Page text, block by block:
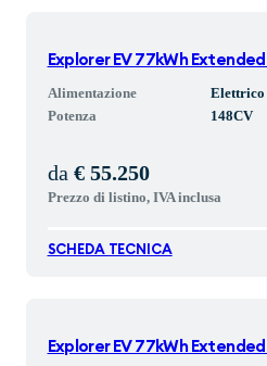
Explorer EV 77kWh
Alimentazione
Elettrico
Potenza
148CV
da € 55.250
Prezzo di listino, IVA inclusa
SCHEDA TECNICA
Explorer EV 77kWh